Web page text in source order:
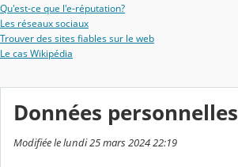
Qu'est-ce que l'e-réputation?
Les réseaux sociaux
Trouver des sites fiables sur le web
Le cas Wikipédia
Données personnelles
Modifiée le lundi 25 mars 2024 22:19